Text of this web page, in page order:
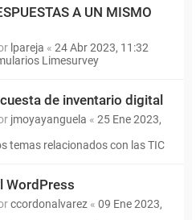
A UN MISMO
lpareja « 24 Abr 2023, 11:32
Limesurvey
de inventario digital
jmoyayanguela « 25 Ene 2023,
temas relacionados con las TIC
WordPress
ccordonalvarez « 09 Ene 2023,